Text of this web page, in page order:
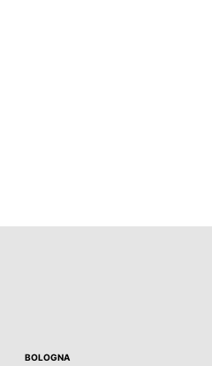
BOLOGNA